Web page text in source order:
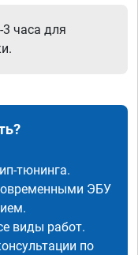
часа для
тюнинга.
ЭБУ
виды работ.
по